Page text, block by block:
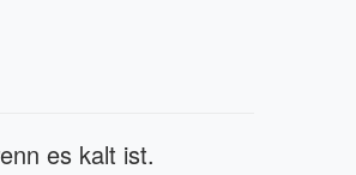
es kalt ist.